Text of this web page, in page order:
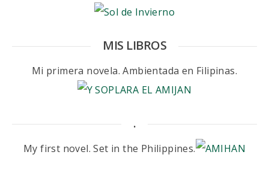
MIS LIBROS
Mi primera novela. Ambientada en Filipinas.
.
My first novel. Set in the Philippines.